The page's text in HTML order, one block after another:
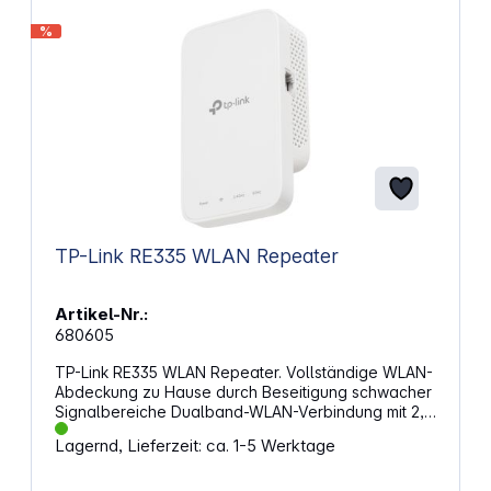
%
TP-Link RE335 WLAN Repeater
Artikel-Nr.:
680605
TP-Link RE335 WLAN Repeater. Vollständige WLAN-
Abdeckung zu Hause durch Beseitigung schwacher
Signalbereiche Dualband-WLAN-Verbindung mit 2,4
GHz (300 Mbit/s) und 5 GHz (867 Mbit/s) für ein
stabileres WLAN-Erlebnis Erzeugt ein Mesh-
Lagernd, Lieferzeit: ca. 1-5 Werktage